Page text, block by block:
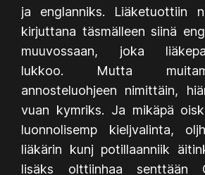
ja englanniks. Liäketuottiin
kirjuttana täsmälleen siinä
muuvossaan, joka
lukkoo. Mutta
annosteluohjeen nimittäin,
vuan kymriks. Ja mikäpä
luonnolisemp kieljvalinta,
liäkärin kunj potillaanniik
lisäks olttiinhaa senttään